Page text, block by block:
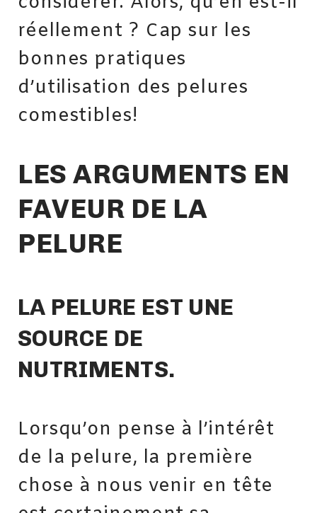
réellement ? Cap sur les
bonnes pratiques
d’utilisation des pelures
comestibles!
LES ARGUMENTS EN
FAVEUR DE LA
PELURE
LA PELURE EST UNE
SOURCE DE
NUTRIMENTS.
Lorsqu’on pense à l’intérêt
de la pelure, la première
chose à nous venir en tête